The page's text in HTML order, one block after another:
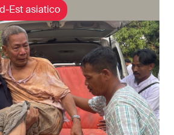
Est asiatico